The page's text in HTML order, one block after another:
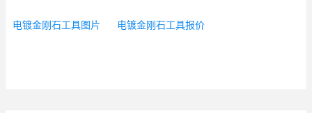
电镀金刚石工具图片 电镀金刚石工具报价